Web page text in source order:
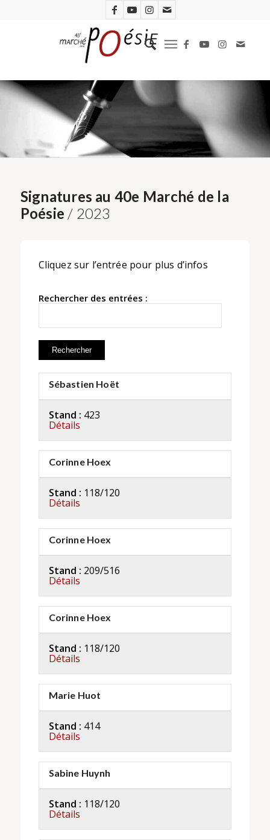
Signatures au 40e Marché de la
Poésie / 2023
Cliquez sur l’entrée pour plus d’infos
Rechercher des entrées :
Sébastien Hoët
Stand : 423
Détails
Corinne Hoex
Stand : 118/120
Détails
Corinne Hoex
Stand : 209/516
Détails
Corinne Hoex
Stand : 118/120
Détails
Marie Huot
Stand : 414
Détails
Sabine Huynh
Stand : 118/120
Détails